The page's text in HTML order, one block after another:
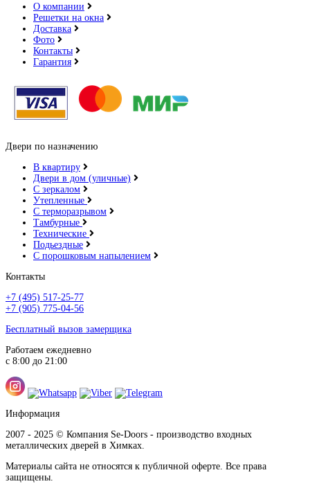
О компании
Решетки на окна
Доставка
Фото
Контакты
Гарантия
Двери по назначению
В квартиру
Двери в дом (уличные)
С зеркалом
Утепленные
С терморазрывом
Тамбурные
Технические
Подьездные
С порошковым напылением
Контакты
+7 (495) 517-25-77
+7 (905) 775-04-56
Бесплатный вызов замерщика
Работаем ежедневно
с 8:00 до 21:00
Информация
2007 - 2025 © Компания Se-Doors - производство входных
металлических дверей в Химках.
Материалы сайта не относятся к публичной оферте. Все права
защищены.